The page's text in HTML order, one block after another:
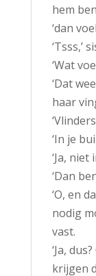
hem
‘dan
‘Tsss,’
‘Wat
‘Dat
haar
‘In je
‘Ja,
‘Dan
‘O, en
nodig
vast.
‘Ja,
krijgen